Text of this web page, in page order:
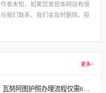
者未知，如果您发现本网站有侵
我们联系，我们会及时删除。投
更多>
瓦努阿图护照办理流程仅需6步,